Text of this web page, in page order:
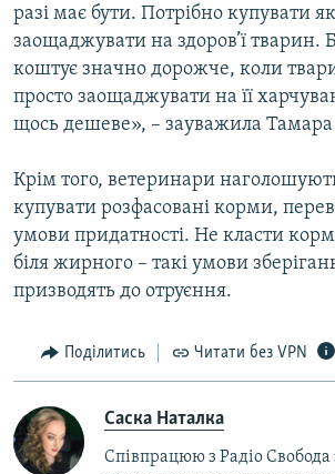
разі має бути. Потрібно купувати
заощаджувати на здоров’ї тварин.
коштує значно дорожче, коли
просто заощаджувати на її
щось дешеве», – зауважила Тамара
Крім того, ветеринари
купувати розфасовані корми,
умови придатності. Не класти
біля жирного – такі умови
призводять до отруєння.
Поділитись Читати без VPN
Саска Наталка
Співпрацюю з Радіо Свобода